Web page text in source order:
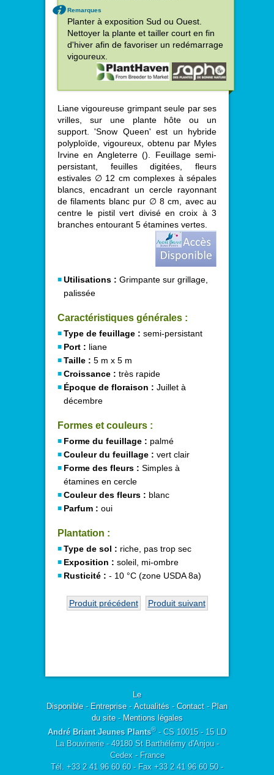
Remarques
Planter à exposition Sud ou Ouest.
Nettoyer la plante et tailler court en fin
d'hiver afin de favoriser un redémarrage
vigoureux.
Liane vigoureuse grimpant seule par ses
vrilles, sur une plante hôte ou un
support. 'Snow Queen' est un hybride
polyploïde, vigoureux, obtenu par Myles
Irvine en Angleterre (). Feuillage semi-
persistant, feuilles digitées, fleurs
estivales ∅ 12 cm complexes à sépales
blancs, encadrant un cercle rayonnant
de filaments blanc pur ∅ 8 cm, avec au
centre le pistil vert divisé en croix à 3
branches entourant 5 étamines vertes.
Utilisations : Grimpante sur grillage,
palissée
Caractéristiques générales :
Type de feuillage : semi-persistant
Port : liane
Taille : 5 m x 5 m
Croissance : très rapide
Époque de floraison : Juillet à
décembre
Formes et couleurs :
Forme du feuillage : palmé
Couleur du feuillage : vert clair
Forme des fleurs : Simples à
étamines en cercle
Couleur des fleurs : blanc
Parfum : oui
Plantation :
Type de sol : riche, pas trop sec
Exposition : soleil, mi-ombre
Rusticité : - 10 °C (zone USDA 8a)
Produit précédent Produit suivant
Le
Disponible- Entreprise- Actualités - Contact- Plan
du site- Mentions légales
André Briant Jeunes Plants®- CS 10015 - 15 LD
La Bouvinerie - 49180 St Barthélémy d'Anjou -
Cedex - France
Tél. +33 2 41 96 60 60 - Fax +33 2 41 96 60 50 -